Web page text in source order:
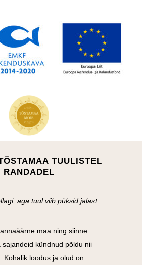
TUULISTEL
RANDADEL
aga tuul viib püksid jalast.
maa ning siinne
sajandeid kündnud põldu nii
Kohalik loodus ja olud on